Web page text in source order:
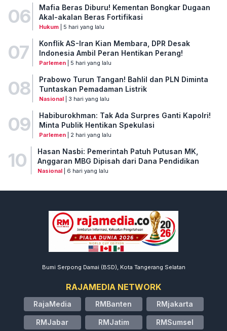
06
Mafia Beras Diburu! Kementan Bongkar Dugaan
Akal-akalan Beras Fortifikasi
Hukum| 5 hari yang lalu
07
Konflik AS-Iran Kian Membara, DPR Desak
Indonesia Ambil Peran Hentikan Perang!
Parlemen| 5 hari yang lalu
08
Prabowo Turun Tangan! Bahlil dan PLN Diminta
Tuntaskan Pemadaman Listrik
Nasional| 3 hari yang lalu
09
Habiburokhman: Tak Ada Surpres Ganti Kapolri!
Minta Publik Hentikan Spekulasi
Parlemen| 2 hari yang lalu
10
Hasan Nasbi: Pemerintah Patuh Putusan MK,
Anggaran MBG Dipisah dari Dana Pendidikan
Nasional| 6 hari yang lalu
Bumi Serpong Damai (BSD), Kota Tangerang Selatan
RAJAMEDIA NETWORK
RajaMedia RMBanten RMjakarta
RMJabar RMJatim RMSumsel